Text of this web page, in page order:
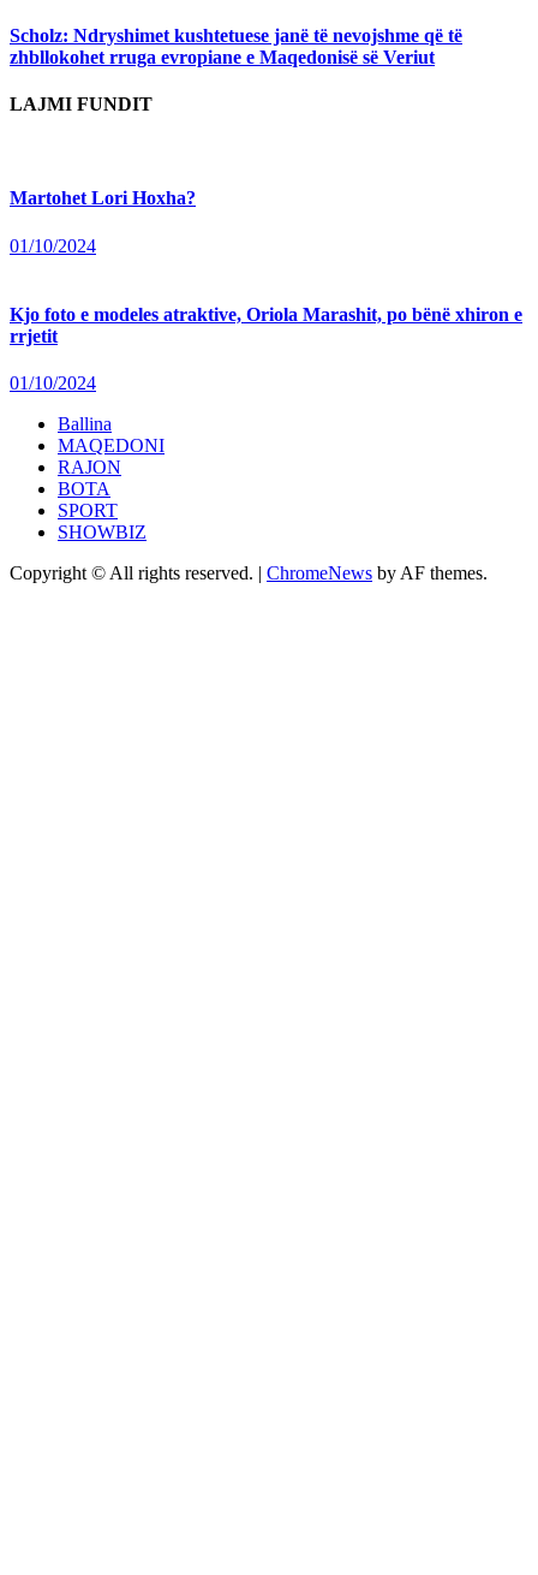
Scholz: Ndryshimet kushtetuese janë të nevojshme që të
zhbllokohet rruga evropiane e Maqedonisë së Veriut
LAJMI FUNDIT
Martohet Lori Hoxha?
01/10/2024
Kjo foto e modeles atraktive, Oriola Marashit, po bënë xhiron e
rrjetit
01/10/2024
Ballina
MAQEDONI
RAJON
BOTA
SPORT
SHOWBIZ
Copyright © All rights reserved. | ChromeNews by AF themes.